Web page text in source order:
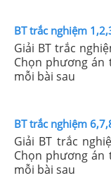
BT trắc nghiệm
Giải BT trắc
Chọn phương
mỗi bài sau
BT trắc nghiệm
Giải BT trắc
Chọn phương
mỗi bài sau